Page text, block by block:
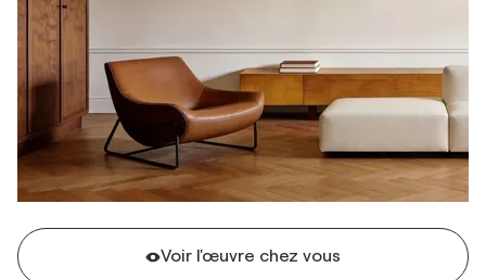
Voir l'œuvre chez vous